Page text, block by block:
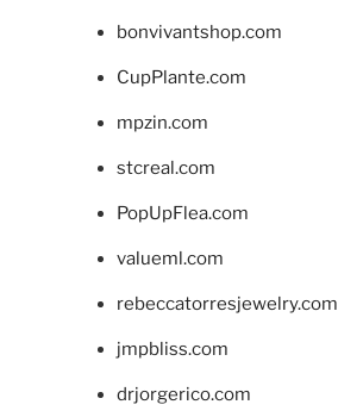
bonvivantshop.com
CupPlante.com
mpzin.com
stcreal.com
PopUpFlea.com
valueml.com
rebeccatorresjewelry.com
jmpbliss.com
drjorgerico.com